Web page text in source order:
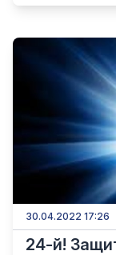
30.04.2022 17:26
24-й!